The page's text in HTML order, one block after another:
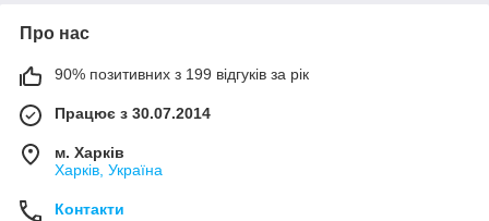
Про нас
90% позитивних з 199 відгуків за рік
Працює з 30.07.2014
м. Харків
Харків, Україна
Контакти